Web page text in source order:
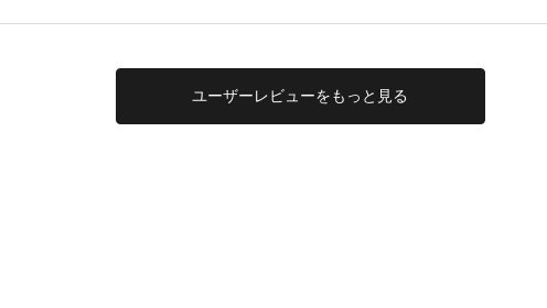
ユーザーレビューをもっと見る